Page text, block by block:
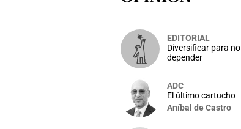
EDITORIAL
Diversificar para no
depender
ADC
El último cartucho
Aníbal de Castro